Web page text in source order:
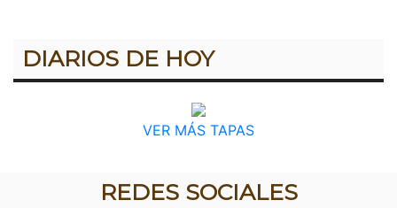
DIARIOS DE HOY
VER MÁS TAPAS
REDES SOCIALES